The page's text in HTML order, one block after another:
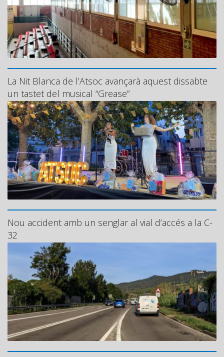
La Nit Blanca de l’Atsoc avançarà aquest dissabte
un tastet del musical “Grease”
Nou accident amb un senglar al vial d’accés a la C-
32